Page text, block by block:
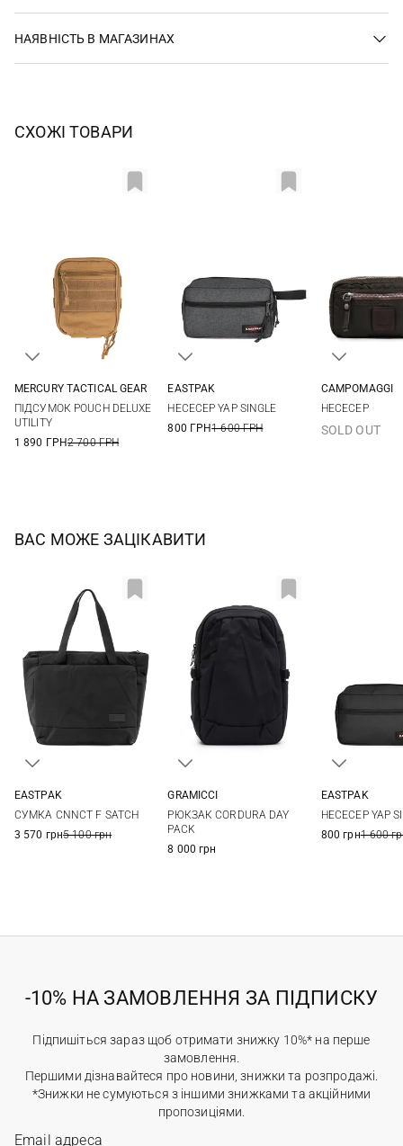
НАЯВНІСТЬ В МАГАЗИНАХ
СХОЖІ ТОВАРИ
MERCURY TACTICAL GEAR
ПІДСУМОК POUCH DELUXE
UTILITY
1 890 ГРН2 700 ГРН
EASTPAK
НЕСЕСЕР YAP SINGLE
800 ГРН1 600 ГРН
CAMPOMAGGI
НЕСЕСЕР
SOLD OUT
ВАС МОЖЕ ЗАЦІКАВИТИ
EASTPAK
СУМКА CNNCT F SATCH
3 570 грн5 100 грн
GRAMICCI
РЮКЗАК CORDURA DAY
PACK
8 000 грн
EASTPAK
НЕСЕСЕР YAP
800 грн1 600
-10% НА ЗАМОВЛЕННЯ ЗА ПІДПИСКУ
Підпишіться зараз щоб отримати знижку 10%* на перше
замовлення.
Першими дізнавайтеся про новини, знижки та розпродажі.
*Знижки не сумуються з іншими знижками та акційними
пропозиціями.